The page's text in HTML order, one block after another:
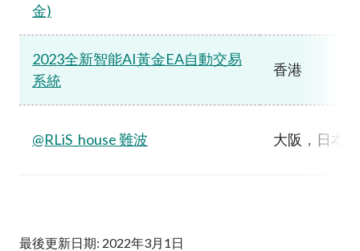
金)
2023全新智能AI黃金EA自動交易
系統
香港
@RLiS_house 難波 大阪，日本
最後更新日期: 2022年3月1日